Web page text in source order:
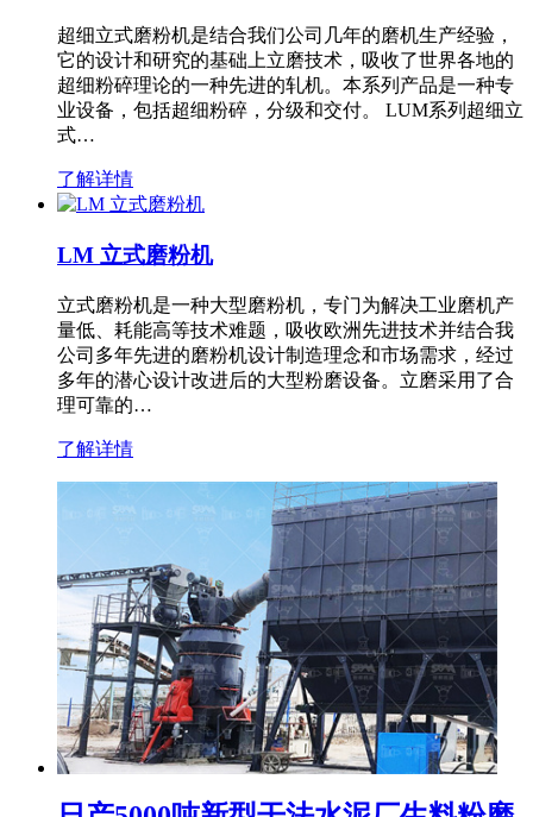
超细立式磨粉机是结合我们公司几年的磨机生产经验，
它的设计和研究的基础上立磨技术，吸收了世界各地的
超细粉碎理论的一种先进的轧机。本系列产品是一种专
业设备，包括超细粉碎，分级和交付。 LUM系列超细立
式…
了解详情
LM 立式磨粉机
立式磨粉机是一种大型磨粉机，专门为解决工业磨机产
量低、耗能高等技术难题，吸收欧洲先进技术并结合我
公司多年先进的磨粉机设计制造理念和市场需求，经过
多年的潜心设计改进后的大型粉磨设备。立磨采用了合
理可靠的…
了解详情